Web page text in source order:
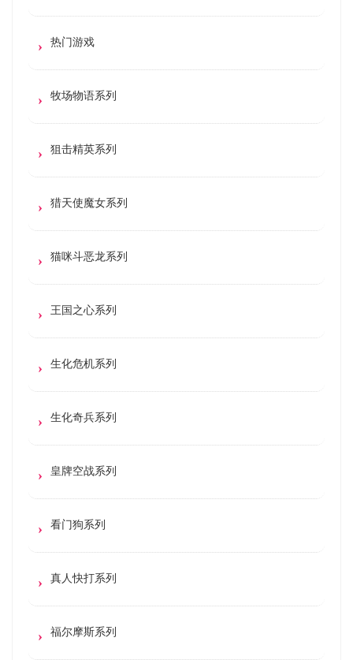
热门游戏
牧场物语系列
狙击精英系列
猎天使魔女系列
猫咪斗恶龙系列
王国之心系列
生化危机系列
生化奇兵系列
皇牌空战系列
看门狗系列
真人快打系列
福尔摩斯系列